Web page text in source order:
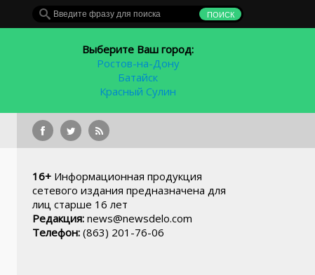
Выберите Ваш город:
Ростов-на-Дону
Батайск
Красный Сулин
16+ Информационная продукция
сетевого издания предназначена для
лиц старше 16 лет
Редакция: news@newsdelo.com
Телефон: (863) 201-76-06